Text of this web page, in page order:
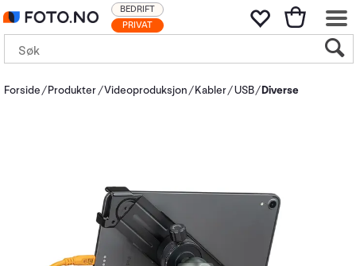
PRIVAT
BEDRIFT
Forside Produkter Videoproduksjon Kabler USB Diverse